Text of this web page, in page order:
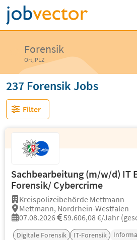
Forensik
Ort, PLZ
237 Forensik Jobs
Filter
Sachbearbeitung (m/w/d) IT
Forensik/ Cybercrime
Kreispolizeibehörde Mettmann
Mettmann, Nordrhein-Westfalen
07.08.2026
59.606,08 €/Jahr
Digitale Forensik IT-Forensik